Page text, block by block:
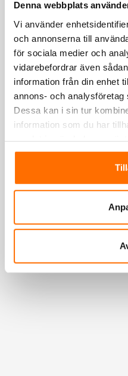
Denna webbplats
Vi använder
och annonserna till
för sociala medier och
vidarebefordrar även
information från din enhet
annons- och analysföretag
Dessa kan i sin tur
information som du har